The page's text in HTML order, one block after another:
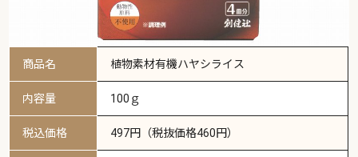
商品名 植物素材有機ハヤシライス
内容量 100ｇ
税込価格 497円（税抜価格460円）